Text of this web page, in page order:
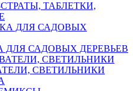
ТАБЛЕТКИ,
ДЛЯ САДОВЫХ ДЕРЕВЬЕВ
СВЕТИЛЬНИКИ